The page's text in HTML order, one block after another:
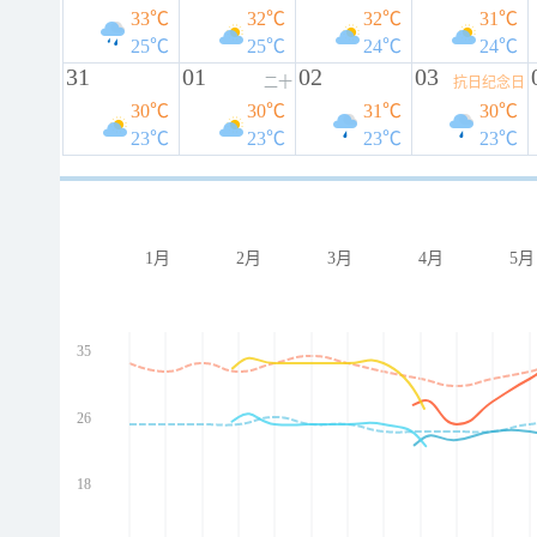
33℃
25℃
32℃
25℃
32℃
24℃
31℃
24℃
31
30℃
23℃
01 二十
30℃
23℃
02
31℃
23℃
03 抗日纪念日
30℃
23℃
1月 2月 3月 4月 5月
35
26
18